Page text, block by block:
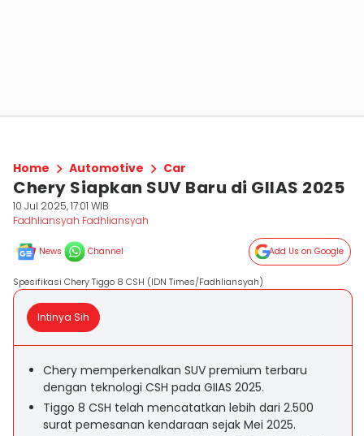
Home Automotive Car
Chery Siapkan SUV Baru di GIIAS 2025
10 Jul 2025, 17:01 WIB
Fadhliansyah Fadhliansyah
News Channel Add Us on Google
Spesifikasi Chery Tiggo 8 CSH (IDN Times/Fadhliansyah)
Intinya Sih
Chery memperkenalkan SUV premium terbaru
dengan teknologi CSH pada GIIAS 2025.
Tiggo 8 CSH telah mencatatkan lebih dari 2.500
surat pemesanan kendaraan sejak Mei 2025.